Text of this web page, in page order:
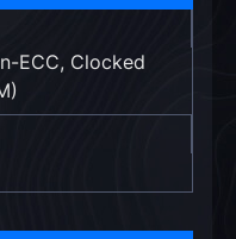
ECC, Clocked